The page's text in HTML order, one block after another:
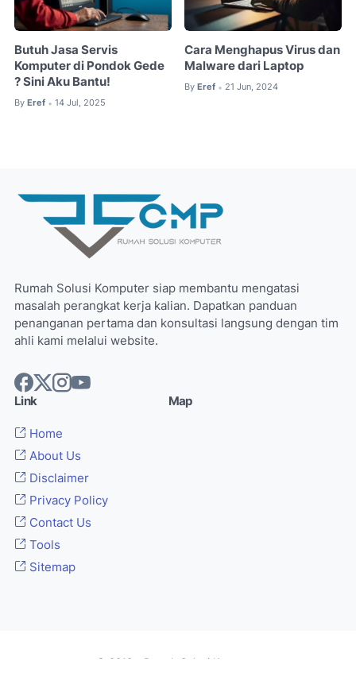
Butuh Jasa Servis
Komputer di Pondok Gede
? Sini Aku Bantu!
By Eref • 14 Jul, 2025
Cara Menghapus Virus dan
Malware dari Laptop
By Eref • 21 Jun, 2024
Rumah Solusi Komputer siap membantu mengatasi
masalah perangkat kerja kalian. Dapatkan panduan
penanganan pertama dan konsultasi langsung dengan tim
ahli kami melalui website.
Link
Home
About Us
Disclaimer
Privacy Policy
Contact Us
Tools
Sitemap
Map
© 2013 - Rumah Solusi Komputer